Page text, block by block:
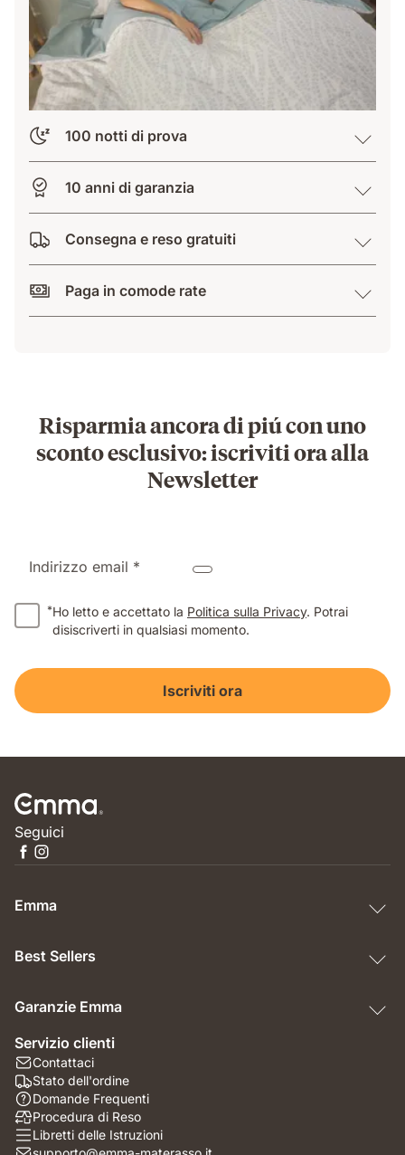
100 notti di prova
10 anni di garanzia
Consegna e reso gratuiti
Paga in comode rate
Risparmia ancora di piú con uno
sconto esclusivo: iscriviti ora alla
Newsletter
Indirizzo email *
*Ho letto e accettato la Politica sulla Privacy. Potrai
disiscriverti in qualsiasi momento.
Iscriviti ora
Seguici
Emma
Best Sellers
Garanzie Emma
Servizio clienti
Contattaci
Stato dell'ordine
Domande Frequenti
Procedura di Reso
Libretti delle Istruzioni